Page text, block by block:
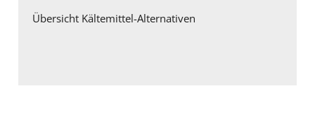
Übersicht Kältemittel-Alternativen